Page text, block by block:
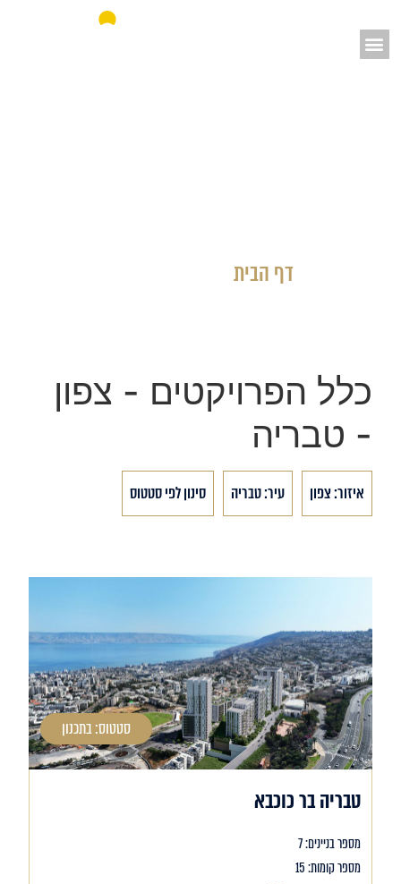
דף הבית
כלל הפרויקטים - צפון
- טבריה
איזור: צפון עיר: טבריה סינון לפי סטטוס
סטטוס: בתכנון
טבריה בר כוכבא
מספר בניינים: 7
מספר קומות: 15